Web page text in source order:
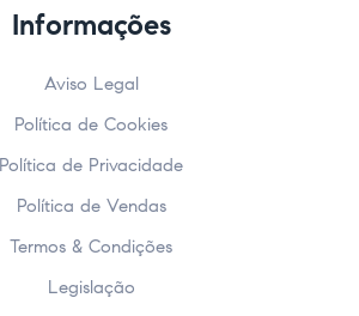
Informações
Aviso Legal
Política de Cookies
Política de Privacidade
Política de Vendas
Termos & Condições
Legislação